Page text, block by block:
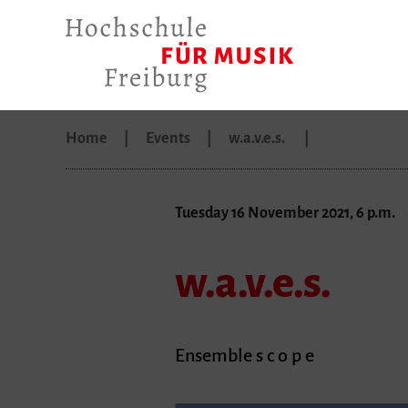
Home Events w.a.v.e.s.
Tuesday 16 November 2021, 6 p.m.
w.a.v.e.s.
Ensemble s c o p e